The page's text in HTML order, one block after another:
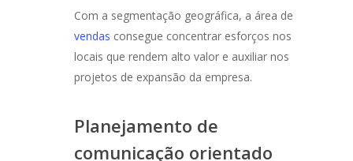
Com a segmentação geográfica, a área de
vendas consegue concentrar esforços nos
locais que rendem alto valor e auxiliar nos
projetos de expansão da empresa.
Planejamento de
comunicação orientado